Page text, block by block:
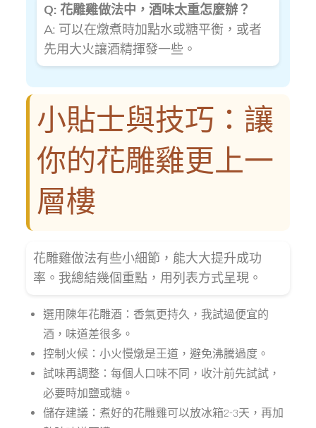
Q: 花雕雞做法中，酒味太重怎麼辦？
A: 可以在燉煮時加點水或糖平衡，或者
先用大火讓酒精揮發一些。
小貼士與技巧：讓
你的花雕雞更上一
層樓
花雕雞做法有些小細節，能大大提升成功
率。我總結幾個重點，用列表方式呈現。
選用陳年花雕酒：香氣更持久，我試過便宜的
酒，味道差很多。
控制火候：小火慢燉是王道，避免沸騰過度。
試味再調整：每個人口味不同，收汁前先試試，
必要時加鹽或糖。
儲存建議：煮好的花雕雞可以放冰箱2-3天，再加